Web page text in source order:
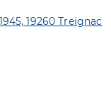
19260 Treignac